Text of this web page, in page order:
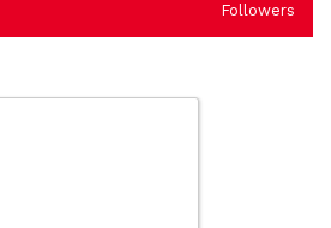
Followers